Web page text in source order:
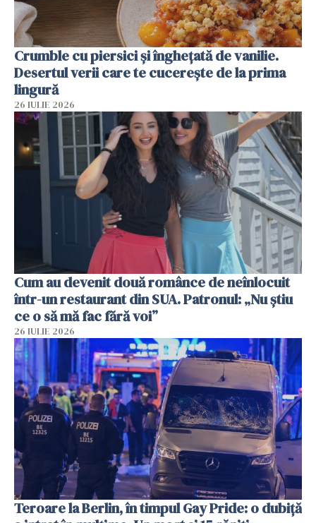
Crumble cu piersici și înghețată de vanilie.
Desertul verii care te cucerește de la prima
lingură
26 IULIE 2026
Cum au devenit două românce de neînlocuit
într-un restaurant din SUA. Patronul: „Nu știu
ce o să mă fac fără voi”
26 IULIE 2026
Teroare la Berlin, în timpul Gay Pride: o dubiță